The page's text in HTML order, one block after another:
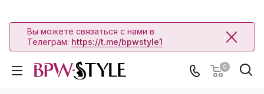
Вы можете связаться с нами в
Телеграм: https://t.me/bpwstyle1
0